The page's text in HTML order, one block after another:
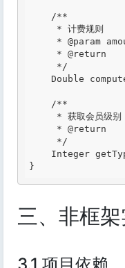
/**
     *
@param
     *
@return
     */
/**
     *
@return
     */
}
三、非框